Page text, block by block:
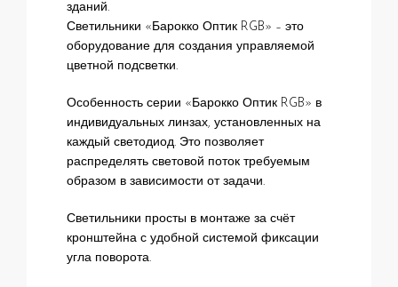
зданий.
Светильники «Барокко Оптик RGB» – это
оборудование для создания управляемой
цветной подсветки.
Особенность серии «Барокко Оптик RGB» в
индивидуальных линзах, установленных на
каждый светодиод. Это позволяет
распределять световой поток требуемым
образом в зависимости от задачи.
Светильники просты в монтаже за счёт
кронштейна с удобной системой фиксации
угла поворота.